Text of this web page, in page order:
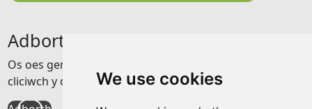
We use cookies
Adborth
Os oes gennych unrhyw adborth am y wefan hon
cliciwch y ddolen isod